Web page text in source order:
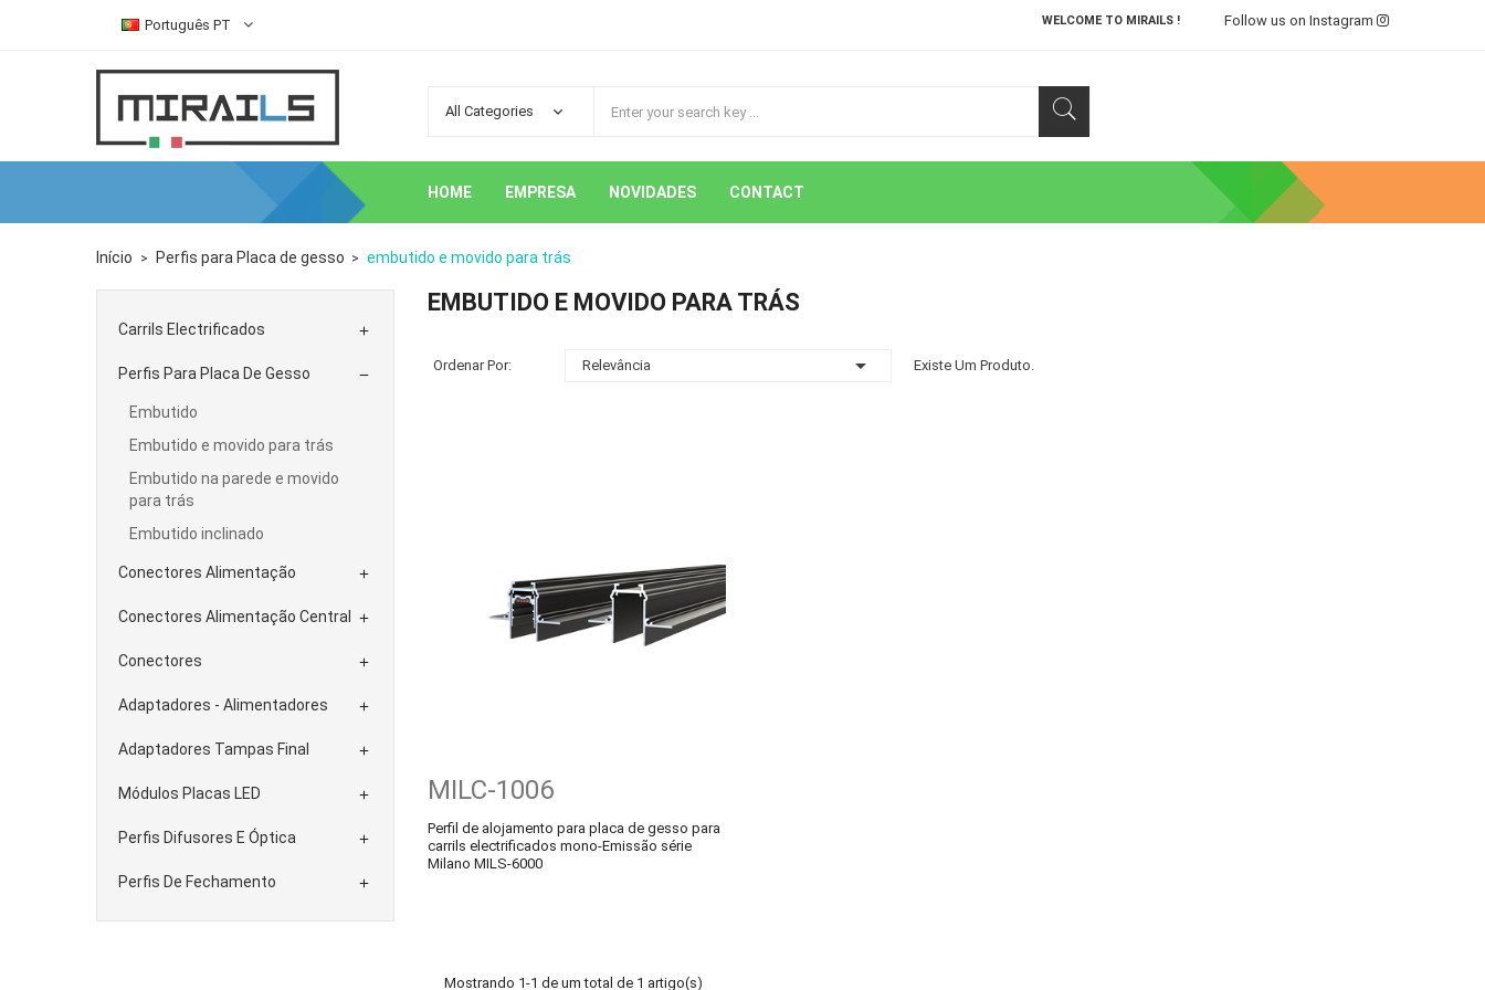
WELCOME TO MIRAILS ! Follow us on Instagram
Português PT
HOME EMPRESA NOVIDADES CONTACT
Início Perfis para Placa de gesso embutido e movido para trás
Carrils Electrificados 
Perfis Para Placa De Gesso 
Embutido
Embutido e movido para trás
Embutido na parede e movido
para trás
Embutido inclinado
Conectores Alimentação 
Conectores Alimentação Central 
Conectores 
Adaptadores - Alimentadores 
Adaptadores Tampas Final 
Módulos Placas LED 
Perfis Difusores E Óptica 
Perfis De Fechamento 
EMBUTIDO E MOVIDO PARA TRÁS
Ordenar Por: Relevância  Existe Um Produto.
MILC-1006
Perfil de alojamento para placa de gesso para
carrils electrificados mono-Emissão série
Milano MILS-6000
Mostrando 1-1 de um total de 1 artigo(s)